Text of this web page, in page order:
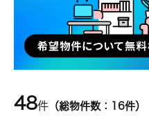
お問い合わせ
25.5
48件 （総物件数：16件）